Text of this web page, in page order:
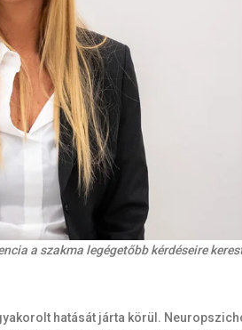
a szakma legégetőbb kérdéseire
hatását járta körül.